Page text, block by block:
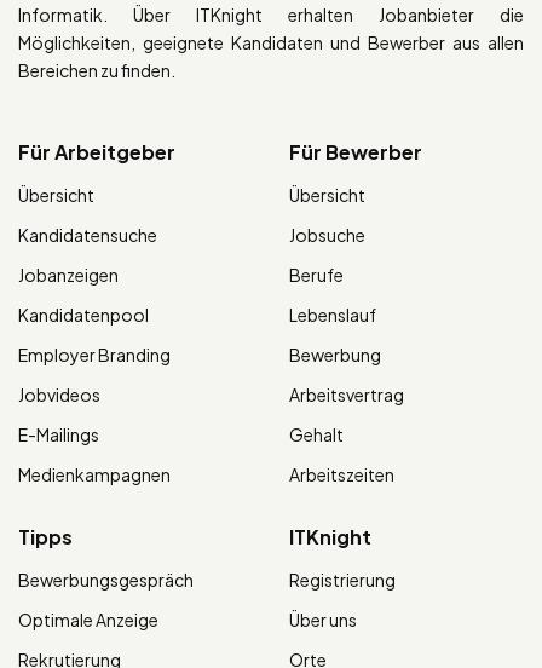
Informatik. Über ITKnight erhalten Jobanbieter die
Möglichkeiten, geeignete Kandidaten und Bewerber aus allen
Bereichen zu finden.
Für Arbeitgeber
Übersicht
Kandidatensuche
Jobanzeigen
Kandidatenpool
Employer Branding
Jobvideos
E-Mailings
Medienkampagnen
Für Bewerber
Übersicht
Jobsuche
Berufe
Lebenslauf
Bewerbung
Arbeitsvertrag
Gehalt
Arbeitszeiten
Tipps
Bewerbungsgespräch
Optimale Anzeige
Rekrutierung
ITKnight
Registrierung
Über uns
Orte